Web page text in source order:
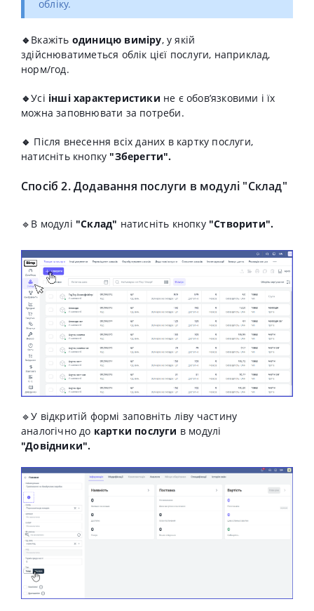
обліку.
🔹 Вкажіть одиницю виміру, у якій
здійснюватиметься облік цієї послуги, наприклад,
норм/год.
🔹Усі інші характеристики не є обов’язковими і їх
можна заповнювати за потреби.
🔹 Після внесення всіх даних в картку послуги,
натисніть кнопку "Зберегти".
Спосіб 2. Додавання послуги в модулі "Склад"
🔹В модулі "Склад" натисніть кнопку "Створити".
🔹У відкритій формі заповніть ліву частину
аналогічно до картки послуги в модулі
"Довідники".